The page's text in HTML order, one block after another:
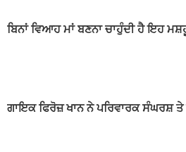
ਬਿਨਾਂ ਵਿਆਹ ਮਾਂ ਬਣਨਾ ਚਾਹੁੰਦੀ ਹੈ ਇਹ
ਗਾਇਕ ਫਿਰੋਜ਼ ਖਾਨ ਨੇ ਪਰਿਵਾਰਕ ਸੰਘਰਸ਼